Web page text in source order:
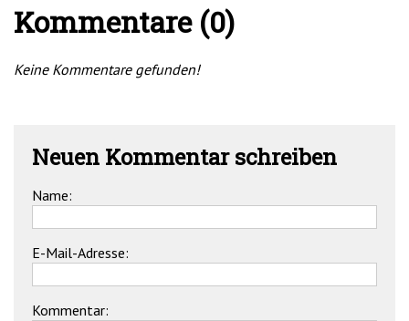
Kommentare (0)
Keine Kommentare gefunden!
Neuen Kommentar schreiben
Name:
E-Mail-Adresse:
Kommentar: